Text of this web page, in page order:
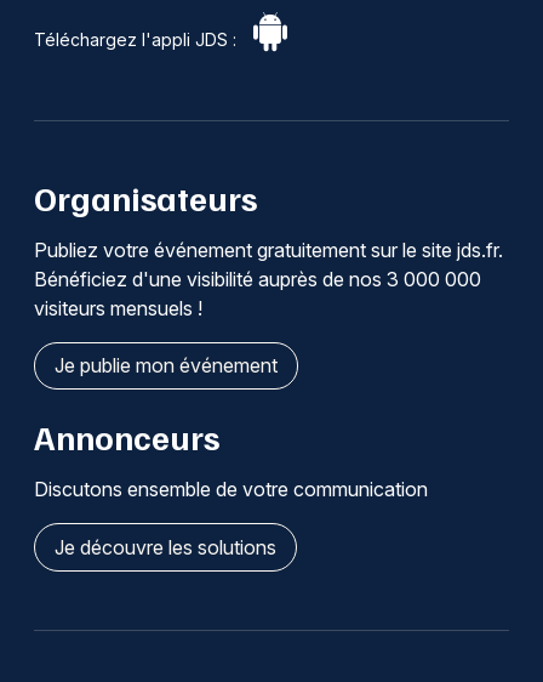
Téléchargez l'appli JDS :
Organisateurs
Publiez votre événement gratuitement sur le site jds.fr.
Bénéficiez d'une visibilité auprès de nos 3 000 000
visiteurs mensuels !
Je publie mon événement
Annonceurs
Discutons ensemble de votre communication
Je découvre les solutions